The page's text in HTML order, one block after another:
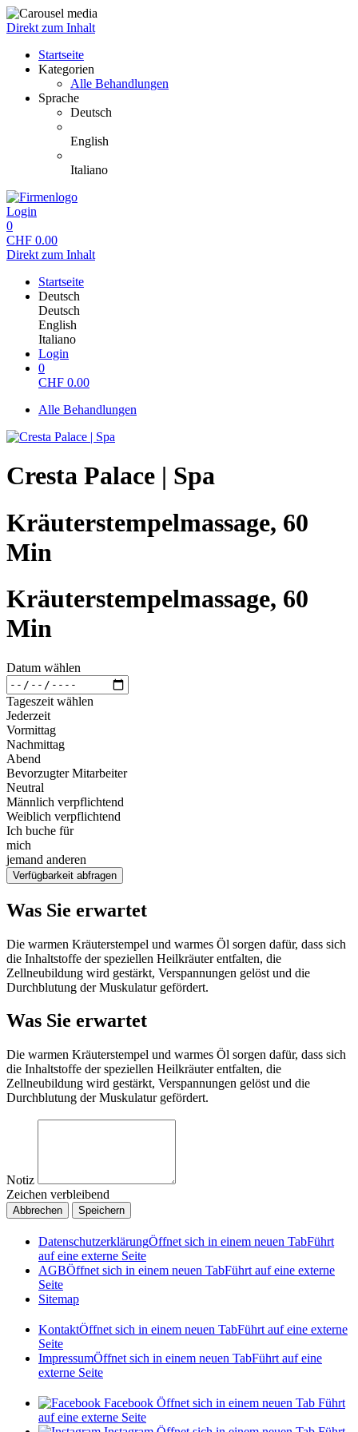
Direkt zum Inhalt
Startseite
Kategorien
Alle Behandlungen
Sprache
Deutsch
English
Italiano
Login
0
CHF 0.00
Direkt zum Inhalt
Startseite
Deutsch
Deutsch
English
Italiano
Login
0
CHF 0.00
Alle Behandlungen
Cresta Palace | Spa
Kräuterstempelmassage, 60
Min
Kräuterstempelmassage, 60
Min
Datum wählen
Tageszeit wählen
Jederzeit
Vormittag
Nachmittag
Abend
Bevorzugter Mitarbeiter
Neutral
Männlich verpflichtend
Weiblich verpflichtend
Ich buche für
mich
jemand anderen
Verfügbarkeit abfragen
Was Sie erwartet
Die warmen Kräuterstempel und warmes Öl sorgen dafür, dass sich
die Inhaltstoffe der speziellen Heilkräuter entfalten, die
Zellneubildung wird gestärkt, Verspannungen gelöst und die
Durchblutung der Muskulatur gefördert.
Was Sie erwartet
Die warmen Kräuterstempel und warmes Öl sorgen dafür, dass sich
die Inhaltstoffe der speziellen Heilkräuter entfalten, die
Zellneubildung wird gestärkt, Verspannungen gelöst und die
Durchblutung der Muskulatur gefördert.
Notiz
Zeichen verbleibend
Abbrechen Speichern
DatenschutzerklärungÖffnet sich in einem neuen TabFührt
auf eine externe Seite
AGBÖffnet sich in einem neuen TabFührt auf eine externe
Seite
Sitemap
KontaktÖffnet sich in einem neuen TabFührt auf eine externe
Seite
ImpressumÖffnet sich in einem neuen TabFührt auf eine
externe Seite
Facebook Öffnet sich in einem neuen Tab Führt
auf eine externe Seite